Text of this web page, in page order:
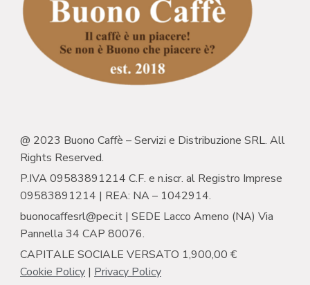
@ 2023 Buono Caffè – Servizi e Distribuzione SRL. All
Rights Reserved.
P.IVA 09583891214 C.F. e n.iscr. al Registro Imprese
09583891214 | REA: NA – 1042914.
buonocaffesrl@pec.it | SEDE Lacco Ameno (NA) Via
Pannella 34 CAP 80076.
CAPITALE SOCIALE VERSATO 1,900,00 €
Cookie Policy | Privacy Policy